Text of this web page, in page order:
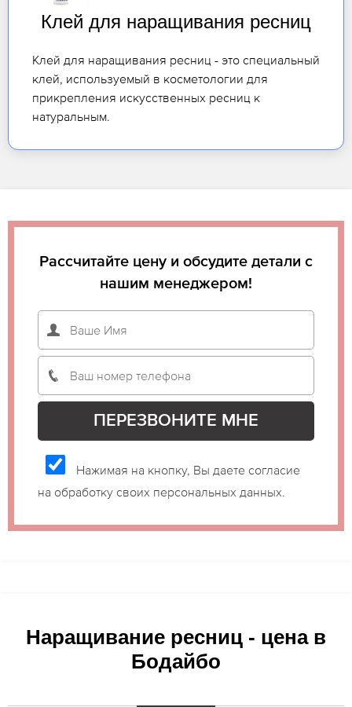
Клей для наращивания ресниц
Клей для наращивания ресниц - это специальный
клей, используемый в косметологии для
прикрепления искусственных ресниц к
натуральным.
Рассчитайте цену и обсудите детали с
нашим менеджером!
Нажимая на кнопку, Вы даете согласие
на обработку своих персональных данных.
Наращивание ресниц - цена в
Бодайбо